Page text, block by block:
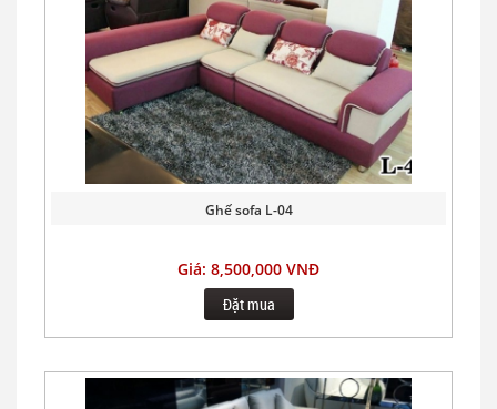
Ghế sofa L-04
Giá: 8,500,000 VNĐ
Đặt mua